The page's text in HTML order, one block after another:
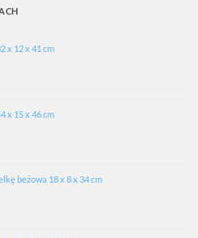
x 12 x 41 cm
x 15 x 46 cm
beżowa 18 x 8 x 34 cm